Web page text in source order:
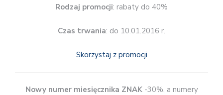
Rodzaj promocji: rabaty do 40%
Czas trwania: do 10.01.2016 r.
Skorzystaj z promocji
Nowy numer miesięcznika ZNAK-30%, a numery